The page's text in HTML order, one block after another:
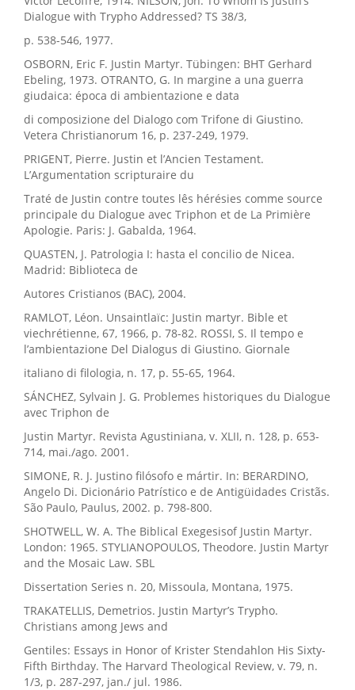
Dialogue with Trypho Addressed? TS 38/3,
p. 538-546, 1977.
OSBORN, Eric F. Justin Martyr. Tübingen: BHT Gerhard
Ebeling, 1973. OTRANTO, G. In margine a una guerra
giudaica: época di ambientazione e data
di composizione del Dialogo com Trifone di Giustino.
Vetera Christianorum 16, p. 237-249, 1979.
PRIGENT, Pierre. Justin et l’Ancien Testament.
L’Argumentation scripturaire du
Traté de Justin contre toutes lês hérésies comme source
principale du Dialogue avec Triphon et de La Primière
Apologie. Paris: J. Gabalda, 1964.
QUASTEN, J. Patrologia I: hasta el concilio de Nicea.
Madrid: Biblioteca de
Autores Cristianos (BAC), 2004.
RAMLOT, Léon. Unsaintlaïc: Justin martyr. Bible et
viechrétienne, 67, 1966, p. 78-82. ROSSI, S. Il tempo e
l’ambientazione Del Dialogus di Giustino. Giornale
italiano di filologia, n. 17, p. 55-65, 1964.
SÁNCHEZ, Sylvain J. G. Problemes historiques du Dialogue
avec Triphon de
Justin Martyr. Revista Agustiniana, v. XLII, n. 128, p. 653-
714, mai./ago. 2001.
SIMONE, R. J. Justino filósofo e mártir. In: BERARDINO,
Angelo Di. Dicionário Patrístico e de Antigüidades Cristãs.
São Paulo, Paulus, 2002. p. 798-800.
SHOTWELL, W. A. The Biblical Exegesisof Justin Martyr.
London: 1965. STYLIANOPOULOS, Theodore. Justin Martyr
and the Mosaic Law. SBL
Dissertation Series n. 20, Missoula, Montana, 1975.
TRAKATELLIS, Demetrios. Justin Martyr’s Trypho.
Christians among Jews and
Gentiles: Essays in Honor of Krister Stendahlon His Sixty-
Fifth Birthday. The Harvard Theological Review, v. 79, n.
1/3, p. 287-297, jan./ jul. 1986.